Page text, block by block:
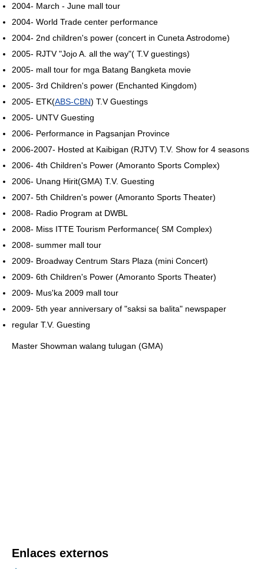
2004- March - June mall tour
2004- World Trade center performance
2004- 2nd children's power (concert in Cuneta Astrodome)
2005- RJTV "Jojo A. all the way"( T.V guestings)
2005- mall tour for mga Batang Bangketa movie
2005- 3rd Children's power (Enchanted Kingdom)
2005- ETK(ABS-CBN) T.V Guestings
2005- UNTV Guesting
2006- Performance in Pagsanjan Province
2006-2007- Hosted at Kaibigan (RJTV) T.V. Show for 4 seasons
2006- 4th Children's Power (Amoranto Sports Complex)
2006- Unang Hirit(GMA) T.V. Guesting
2007- 5th Children's power (Amoranto Sports Theater)
2008- Radio Program at DWBL
2008- Miss ITTE Tourism Performance( SM Complex)
2008- summer mall tour
2009- Broadway Centrum Stars Plaza (mini Concert)
2009- 6th Children's Power (Amoranto Sports Theater)
2009- Mus'ka 2009 mall tour
2009- 5th year anniversary of "saksi sa balita" newspaper
regular T.V. Guesting
Master Showman walang tulugan (GMA)
Enlaces externos